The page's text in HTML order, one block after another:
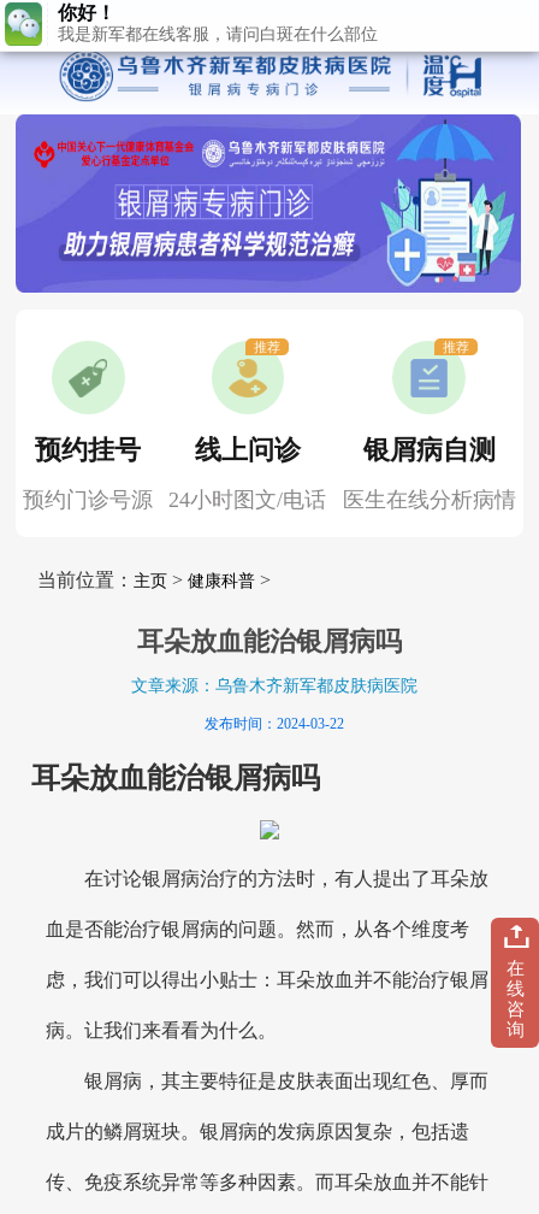
预约挂号
预约门诊号源
线上问诊
24小时图文/电话
推荐
银屑病自测
医生在线分析病情
推荐
当前位置： 主页> 健康科普>
耳朵放血能治银屑病吗
文章来源：乌鲁木齐新军都皮肤病医院
发布时间：2024-03-22
耳朵放血能治银屑病吗
在讨论银屑病治疗的方法时，有人提出了耳朵放
血是否能治疗银屑病的问题。然而，从各个维度考
虑，我们可以得出小贴士：耳朵放血并不能治疗银屑
病。让我们来看看为什么。
银屑病，其主要特征是皮肤表面出现红色、厚而
成片的鳞屑斑块。银屑病的发病原因复杂，包括遗
传、免疫系统异常等多种因素。而耳朵放血并不能针
在
线
咨
询